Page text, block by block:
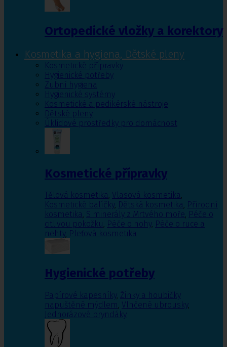
Ortopedické vložky a korektory
Kosmetika a hygiena, Dětské pleny
Kosmetické přípravky
Hygienické potřeby
Zubní hygiena
Hygienické systémy
Kosmetické a pedikérské nástroje
Dětské pleny
Úklidové prostředky pro domácnost
Kosmetické přípravky
Tělová kosmetika, Vlasová kosmetika,
Kosmetické balíčky, Dětská kosmetika, Přírodní
kosmetika, S minerály z Mrtvého moře, Péče o
citlivou pokožku, Péče o nohy, Péče o ruce a
nehty, Pleťová kosmetika
Hygienické potřeby
Papírové kapesníky, Žínky a houbičky
napuštěné mýdlem, Vlhčené ubrousky,
Jednorázové bryndáky